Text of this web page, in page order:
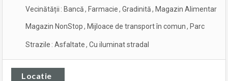
Vecinătății : Bancă, Farmacie, Gradinită, Magazin Alimentar
Magazin NonStop, Mijloace de transport în comun, Parc
Strazile : Asfaltate, Cu iluminat stradal
Locatie